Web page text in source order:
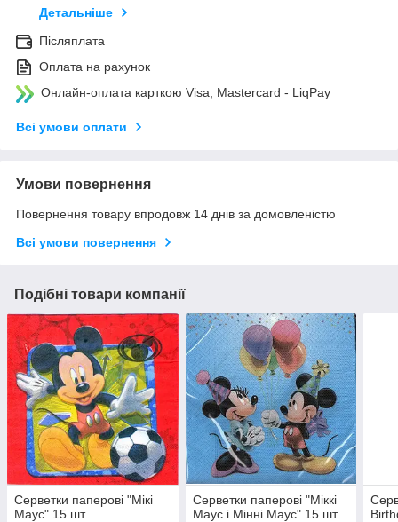
Детальніше
Післяплата
Оплата на рахунок
Онлайн-оплата карткою Visa, Mastercard - LiqPay
Всі умови оплати
Умови повернення
Повернення товару впродовж 14 днів за домовленістю
Всі умови повернення
Подібні товари компанії
Серветки паперові "Мікі
Маус" 15 шт.
Серветки паперові "Міккі
Маус і Мінні Маус" 15 шт